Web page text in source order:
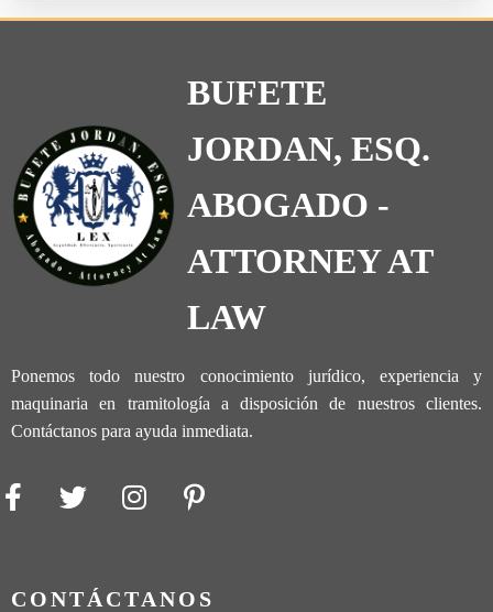
BUFETE
JORDAN, ESQ.
ABOGADO -
ATTORNEY AT
LAW
Ponemos todo nuestro conocimiento jurídico, experiencia y
maquinaria en tramitología a disposición de nuestros clientes.
Contáctanos para ayuda inmediata.
CONTÁCTANOS